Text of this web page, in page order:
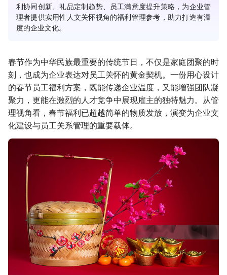
利协同创新、礼品定制趋势、员工满意度提升策略，为企业管
理者提供实用性人文关怀视角的福利管理参考，助力打造有温
度的企业文化。
春节作为中华民族最重要的传统节日，不仅是家庭团聚的时
刻，也成为企业表达对员工关怀的黄金契机。一份用心设计
的春节员工福利方案，既能传递企业温度，又能增强团队凝
聚力，更能在激烈的人才竞争中展现雇主的独特魅力。从管
理视角看，春节福利已超越简单的物质发放，演变为企业文
化建设与员工关系管理的重要载体。